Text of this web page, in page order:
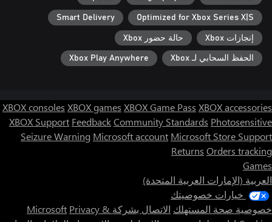
Optimized for Xbox Series X|S
Smart Delivery
إنجازات Xbox حالة حضور Xbox
الحفظ السحابي لـ Xbox Xbox Play Anywhere
XBOX consoles XBOX games XBOX Game Pass XBOX accessories
XBOX Support FeedbackCommunity Standards Photosensitive
Seizure Warning Microsoft account Microsoft Store Support
Returns Orders tracking
Games
العربية (الإمارات العربية المتحدة)
خيارات خصوصيتك
خصوصية صحة المستهلك الاتصال بشركة Microsoft Privacy &